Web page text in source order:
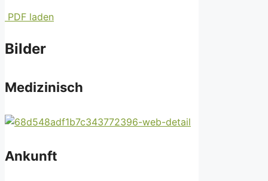
PDF laden
Bilder
Medizinisch
Ankunft